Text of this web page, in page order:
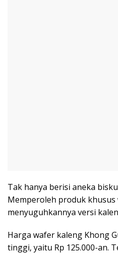
Tak hanya berisi aneka
Memperoleh produk khusus
menyuguhkannya versi
Harga wafer kaleng Khong
tinggi, yaitu Rp 125.000-an.